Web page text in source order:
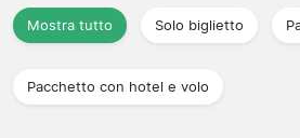
Mostra tutto Solo biglietto
Pacchetto con hotel e volo